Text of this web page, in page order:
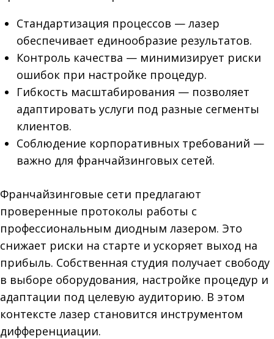
Стандартизация процессов — лазер
обеспечивает единообразие результатов.
Контроль качества — минимизирует риски
ошибок при настройке процедур.
Гибкость масштабирования — позволяет
адаптировать услуги под разные сегменты
клиентов.
Соблюдение корпоративных требований —
важно для франчайзинговых сетей.
Франчайзинговые сети предлагают
проверенные протоколы работы с
профессиональным диодным лазером. Это
снижает риски на старте и ускоряет выход на
прибыль. Собственная студия получает свободу
в выборе оборудования, настройке процедур и
адаптации под целевую аудиторию. В этом
контексте лазер становится инструментом
дифференциации.